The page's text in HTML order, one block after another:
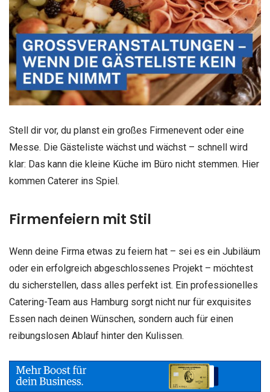
Stell dir vor, du planst ein großes Firmenevent oder eine
Messe. Die Gästeliste wächst und wächst – schnell wird
klar: Das kann die kleine Küche im Büro nicht stemmen. Hier
kommen Caterer ins Spiel.
Firmenfeiern mit Stil
Wenn deine Firma etwas zu feiern hat – sei es ein Jubiläum
oder ein erfolgreich abgeschlossenes Projekt – möchtest
du sicherstellen, dass alles perfekt ist. Ein professionelles
Catering-Team aus Hamburg sorgt nicht nur für exquisites
Essen nach deinen Wünschen, sondern auch für einen
reibungslosen Ablauf hinter den Kulissen.